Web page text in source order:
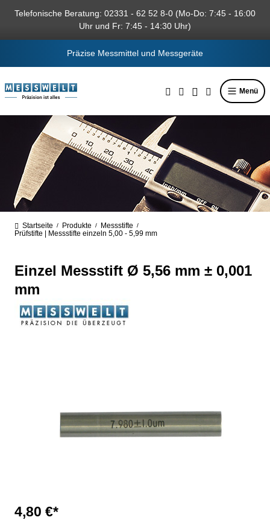
springen
Telefonische Beratung: 02331 - 62 52 8-0 (Mo-Do: 7:45 - 16:00
Uhr und Fr: 7:45 - 14:30 Uhr)
Präzise Messmittel und Messgeräte
Menü
Startseite / Produkte / Messstifte /
Prüfstifte | Messstifte einzeln 5,00 - 5,99 mm
Einzel Messstift Ø 5,56 mm ± 0,001
mm
4,80 €*